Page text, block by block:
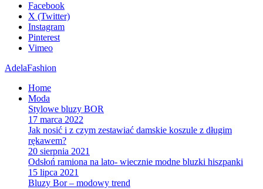
Facebook
X (Twitter)
Instagram
Pinterest
Vimeo
AdelaFashion
Home
Moda
Stylowe bluzy BOR
17 marca 2022
Jak nosić i z czym zestawiać damskie koszule z długim
rękawem?
20 sierpnia 2021
Odsłoń ramiona na lato- wiecznie modne bluzki hiszpanki
15 lipca 2021
Bluzy Bor – modowy trend